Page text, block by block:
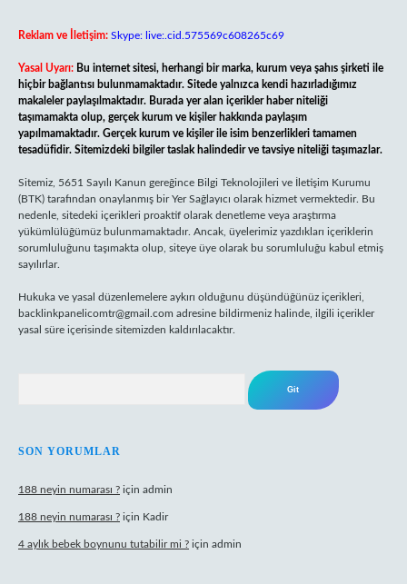
Reklam ve İletişim: Skype: live:.cid.575569c608265c69
Yasal Uyarı: Bu internet sitesi, herhangi bir marka, kurum veya şahıs şirketi ile
hiçbir bağlantısı bulunmamaktadır. Sitede yalnızca kendi hazırladığımız
makaleler paylaşılmaktadır. Burada yer alan içerikler haber niteliği
taşımamakta olup, gerçek kurum ve kişiler hakkında paylaşım
yapılmamaktadır. Gerçek kurum ve kişiler ile isim benzerlikleri tamamen
tesadüfidir. Sitemizdeki bilgiler taslak halindedir ve tavsiye niteliği taşımazlar.
Sitemiz, 5651 Sayılı Kanun gereğince Bilgi Teknolojileri ve İletişim Kurumu
(BTK) tarafından onaylanmış bir Yer Sağlayıcı olarak hizmet vermektedir. Bu
nedenle, sitedeki içerikleri proaktif olarak denetleme veya araştırma
yükümlülüğümüz bulunmamaktadır. Ancak, üyelerimiz yazdıkları içeriklerin
sorumluluğunu taşımakta olup, siteye üye olarak bu sorumluluğu kabul etmiş
sayılırlar.
Hukuka ve yasal düzenlemelere aykırı olduğunu düşündüğünüz içerikleri,
backlinkpanelicomtr@gmail.com adresine bildirmeniz halinde, ilgili içerikler
yasal süre içerisinde sitemizden kaldırılacaktır.
SON YORUMLAR
188 neyin numarası ? için admin
188 neyin numarası ? için Kadir
4 aylık bebek boynunu tutabilir mi ? için admin